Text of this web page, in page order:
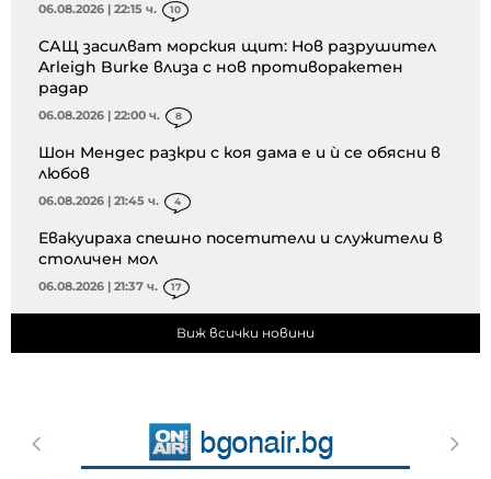
06.08.2026 | 22:15 ч. 10
САЩ засилват морския щит: Нов разрушител
Arleigh Burke влиза с нов противоракетен
радар
06.08.2026 | 22:00 ч. 8
Шон Мендес разкри с коя дама е и ѝ се обясни в
любов
06.08.2026 | 21:45 ч. 4
Евакуираха спешно посетители и служители в
столичен мол
06.08.2026 | 21:37 ч. 17
Виж всички новини